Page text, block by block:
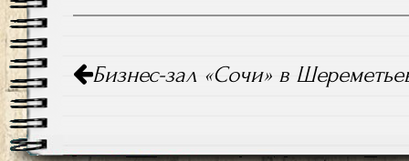
поБизнес-зал «Сочи» в